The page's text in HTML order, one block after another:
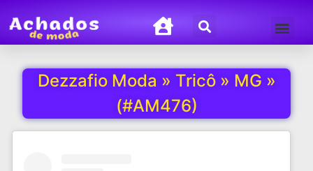
Dezzafio Moda » Tricô » MG »
(#AM476)